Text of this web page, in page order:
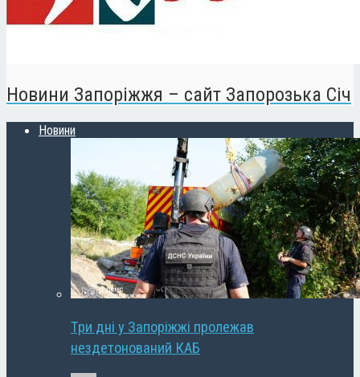
Новини Запоріжжя – сайт Запорозька Січ
Новини
Три дні у Запоріжжі пролежав
нездетонований КАБ